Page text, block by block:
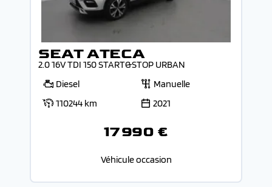
SEAT ATECA
2.0 16V TDI 150 START&STOP URBAN
Diesel
Manuelle
110244 km
2021
17 990 €
Véhicule occasion